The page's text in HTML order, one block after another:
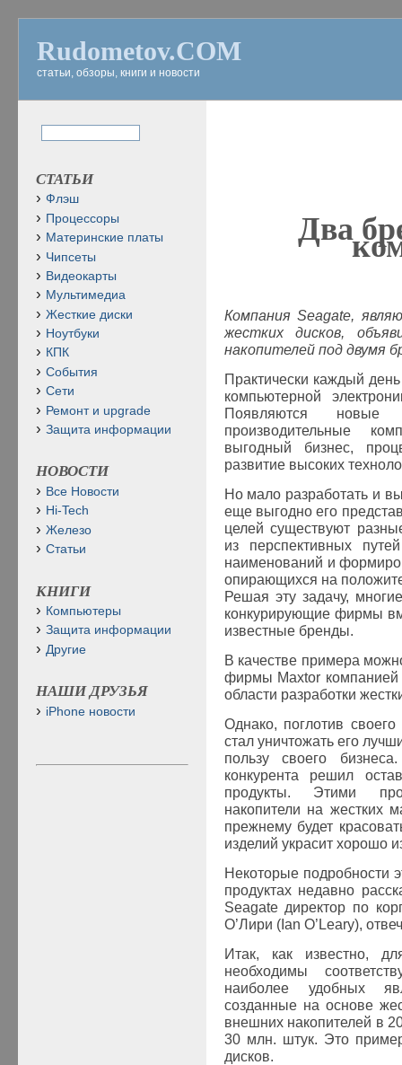
Rudometov.COM
статьи, обзоры, книги и новости
Два
КомпанияSeagate,
жестких дисков,
накопителей под двумя
Практически каждый
компьютерной
Появляются
производительные
выгодный бизнес,
развитие высоких
Но мало разработать и
еще выгодно его
целей существуют
из перспективных
наименований и
опирающихся на
Решая эту задачу,
конкурирующие фирмы
известные бренды.
В качестве примера
фирмы Maxtor
области разработки
Однако, поглотив
стал уничтожать его
пользу своего
конкурента решил
продукты. Этими
накопители на жестких
прежнему будет
изделий украсит хорошо
Некоторые подробности
продуктах недавно
Seagateдиректор по
О’Лири (Ian O’Leary),
Итак, как известно,
необходимы
наиболее удобных
созданные на основе
внешних накопителей в
30 млн. штук. Это
дисков.
СТАТЬИ
Флэш
Процессоры
Материнские платы
Чипсеты
Видеокарты
Мультимедиа
Жесткие диски
Ноутбуки
КПК
События
Сети
Ремонт и upgrade
Защита информации
НОВОСТИ
Все Новости
Hi-Tech
Железо
Статьи
КНИГИ
Компьютеры
Защита информации
Другие
НАШИ ДРУЗЬЯ
iPhone новости